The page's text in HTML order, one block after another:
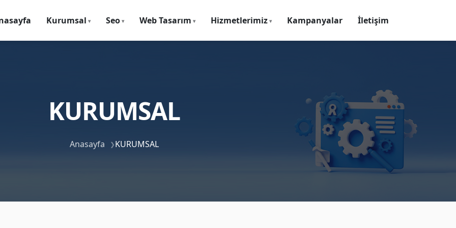
Kurumsal Seo Web Tasarım Hizmetlerimiz Kampanyalar İletişim
KURUMSAL
Anasayfa KURUMSAL